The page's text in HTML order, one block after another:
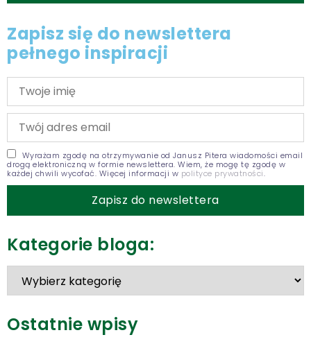
Zapisz się do newslettera
pełnego inspiracji
Wyrażam zgodę na otrzymywanie od Janusz Pitera wiadomości email
drogą elektroniczną w formie newslettera. Wiem, że mogę tę zgodę w
każdej chwili wycofać. Więcej informacji w polityce prywatności.
Kategorie bloga:
Ostatnie wpisy